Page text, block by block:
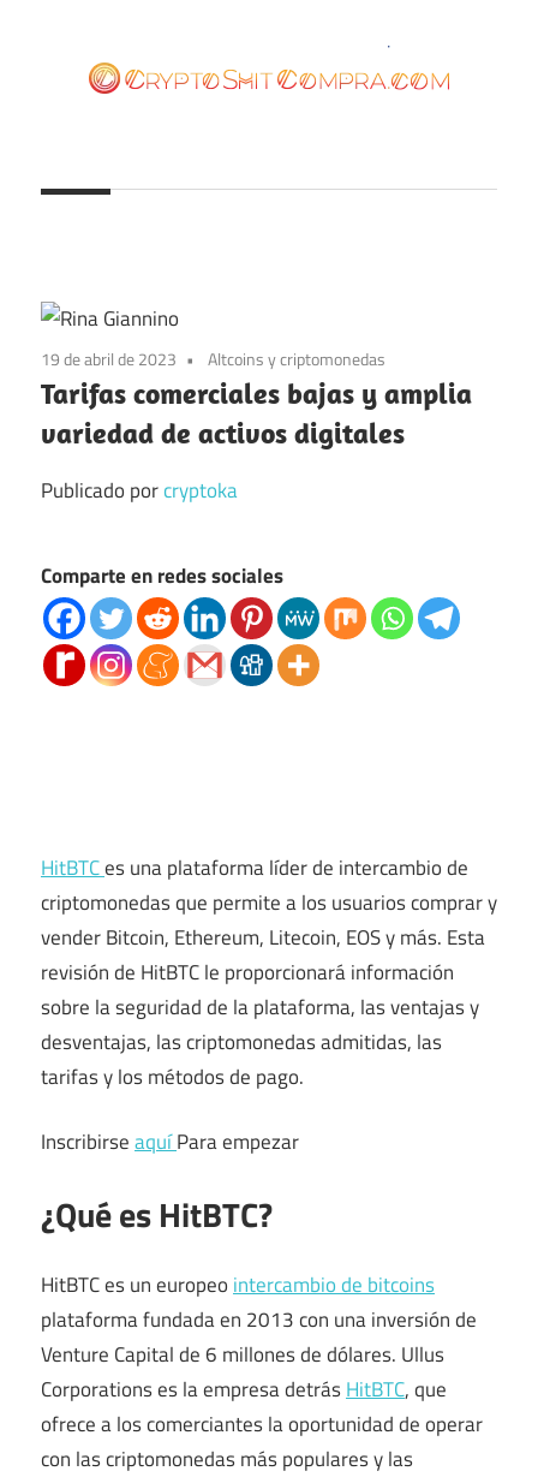
contenido
19 de abril de 2023 Altcoins y criptomonedas
Tarifas comerciales bajas y amplia
variedad de activos digitales
Publicado porcryptoka
Comparte en redes sociales
HitBTCes una plataforma líder de intercambio de
criptomonedas que permite a los usuarios comprar y
vender Bitcoin, Ethereum, Litecoin, EOS y más. Esta
revisión de HitBTC le proporcionará información
sobre la seguridad de la plataforma, las ventajas y
desventajas, las criptomonedas admitidas, las
tarifas y los métodos de pago.
InscribirseaquíPara empezar
¿Qué es HitBTC?
HitBTC es un europeo intercambio de bitcoins
plataforma fundada en 2013 con una inversión de
Venture Capital de 6 millones de dólares. Ullus
Corporations es la empresa detrásHitBTC, que
ofrece a los comerciantes la oportunidad de operar
con las criptomonedas más populares y las